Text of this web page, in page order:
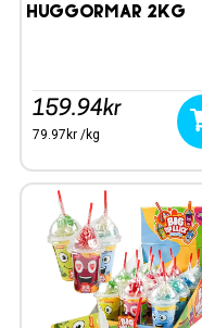
Huggormar 2kg
159.94kr
79.97kr /kg